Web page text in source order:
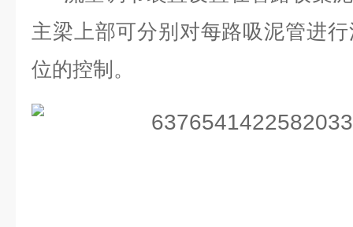
主梁上部可分别对每路吸泥管进
位的控制。